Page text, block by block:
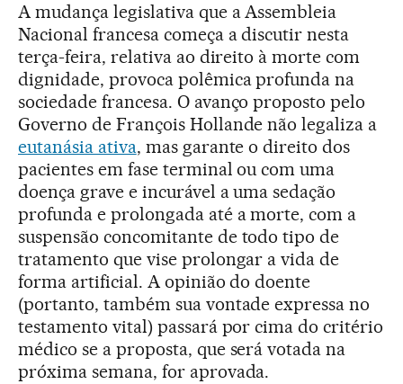
A mudança legislativa que a Assembleia
Nacional francesa começa a discutir nesta
terça-feira, relativa ao direito à morte com
dignidade, provoca polêmica profunda na
sociedade francesa. O avanço proposto pelo
Governo de François Hollande não legaliza a
eutanásia ativa, mas garante o direito dos
pacientes em fase terminal ou com uma
doença grave e incurável a uma sedação
profunda e prolongada até a morte, com a
suspensão concomitante de todo tipo de
tratamento que vise prolongar a vida de
forma artificial. A opinião do doente
(portanto, também sua vontade expressa no
testamento vital) passará por cima do critério
médico se a proposta, que será votada na
próxima semana, for aprovada.